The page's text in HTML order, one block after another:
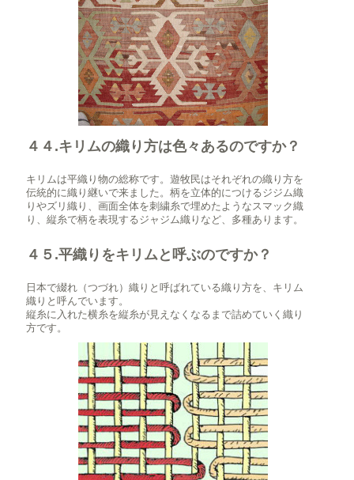
４４.キリムの織り方は色々あるのですか？
キリムは平織り物の総称です。遊牧民はそれぞれの織り方を
伝統的に織り継いで来ました。柄を立体的につけるジジム織
りやズリ織り、画面全体を刺繍糸で埋めたようなスマック織
り、縦糸で柄を表現するジャジム織りなど、多種あります。
４５.平織りをキリムと呼ぶのですか？
日本で綴れ（つづれ）織りと呼ばれている織り方を、キリム
織りと呼んでいます。
縦糸に入れた横糸を縦糸が見えなくなるまで詰めていく織り
方です。